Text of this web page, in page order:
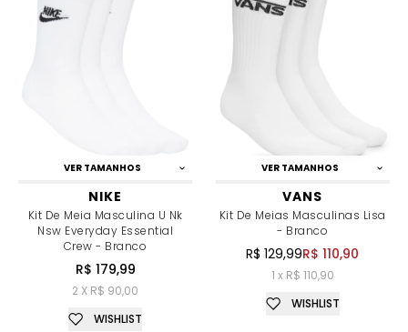
VER TAMANHOS
NIKE
Kit De Meia Masculina U Nk
Nsw Everyday Essential
Crew - Branco
R$ 179,99
2 X R$ 90,00
WISHLIST
VER TAMANHOS
VANS
Kit De Meias Masculinas Lisa
- Branco
R$ 129,99R$ 110,90
1 x R$ 110,90
WISHLIST